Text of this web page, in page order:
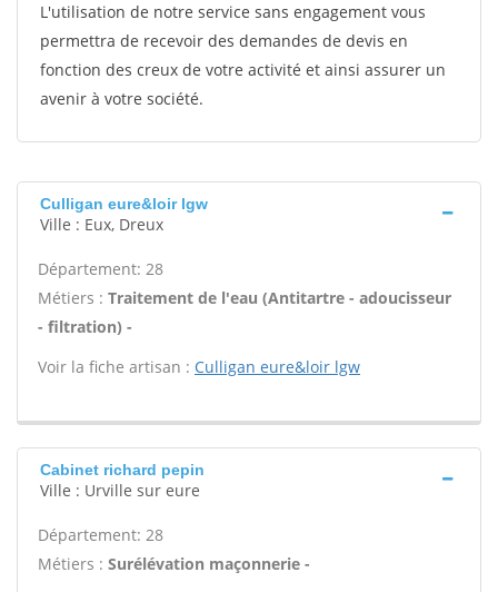
L'utilisation de notre service sans engagement vous
permettra de recevoir des demandes de devis en
fonction des creux de votre activité et ainsi assurer un
avenir à votre société.
Culligan eure&loir lgw
Ville : Eux, Dreux
Département: 28
Métiers : Traitement de l'eau (Antitartre - adoucisseur
- filtration) -
Voir la fiche artisan : Culligan eure&loir lgw
Cabinet richard pepin
Ville : Urville sur eure
Département: 28
Métiers : Surélévation maçonnerie -